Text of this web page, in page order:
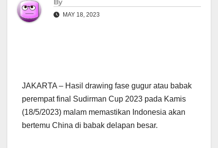
By
MAY 18, 2023
JAKARTA – Hasil drawing fase gugur atau babak
perempat final Sudirman Cup 2023 pada Kamis
(18/5/2023) malam memastikan Indonesia akan
bertemu China di babak delapan besar.